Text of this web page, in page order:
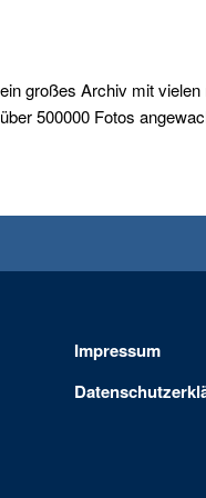
großes Archiv mit
500000 Fotos
Impressum